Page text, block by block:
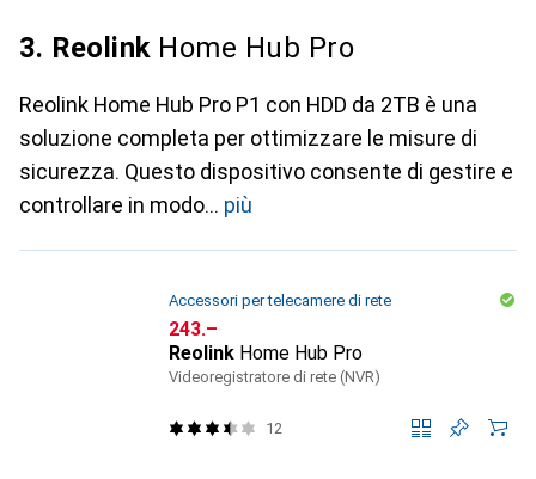
3. ReolinkHome Hub Pro
Reolink Home Hub Pro P1 con HDD da 2TB è una
soluzione completa per ottimizzare le misure di
sicurezza. Questo dispositivo consente di gestire e
controllare in modo
più
Accessori per telecamere di rete
CHF
243.–
Reolink Home Hub Pro
Videoregistratore di rete (NVR)
12